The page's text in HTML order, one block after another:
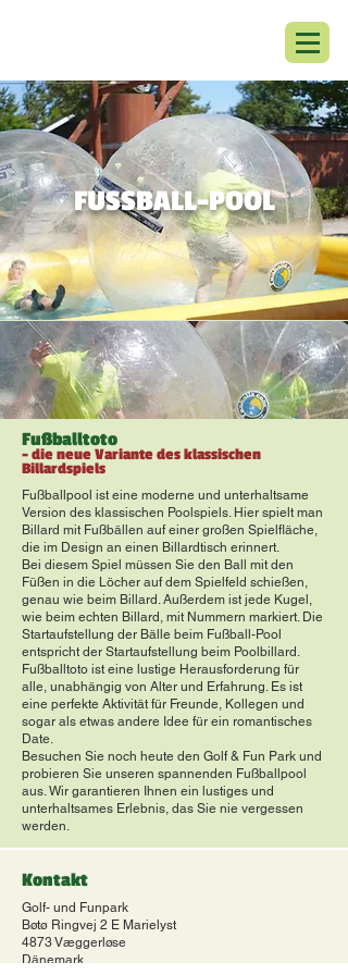
FUSSBALL-POOL
Fußballtoto
- die neue Variante des klassischen
Billardspiels
Fußballpool ist eine moderne und unterhaltsame
Version des klassischen Poolspiels. Hier spielt man
Billard mit Fußbällen auf einer großen Spielfläche,
die im Design an einen Billardtisch erinnert.
Bei diesem Spiel müssen Sie den Ball mit den
Füßen in die Löcher auf dem Spielfeld schießen,
genau wie beim Billard. Außerdem ist jede Kugel,
wie beim echten Billard, mit Nummern markiert. Die
Startaufstellung der Bälle beim Fußball-Pool
entspricht der Startaufstellung beim Poolbillard.
Fußballtoto ist eine lustige Herausforderung für
alle, unabhängig von Alter und Erfahrung. Es ist
eine perfekte Aktivität für Freunde, Kollegen und
sogar als etwas andere Idee für ein romantisches
Date.
Besuchen Sie noch heute den Golf & Fun Park und
probieren Sie unseren spannenden Fußballpool
aus. Wir garantieren Ihnen ein lustiges und
unterhaltsames Erlebnis, das Sie nie vergessen
werden.
Kontakt
Golf- und Funpark
Bøtø Ringvej 2 E Marielyst
4873 Væggerløse
Dänemark